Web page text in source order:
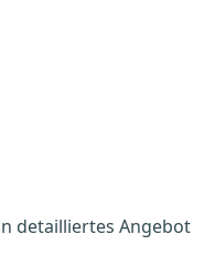
detailliertes Angebot